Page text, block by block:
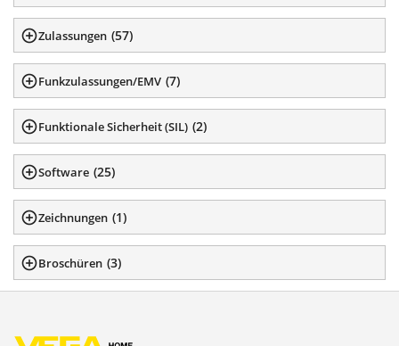
Zulassungen (57)
Funkzulassungen/EMV (7)
Funktionale Sicherheit (SIL) (2)
Software (25)
Zeichnungen (1)
Broschüren (3)